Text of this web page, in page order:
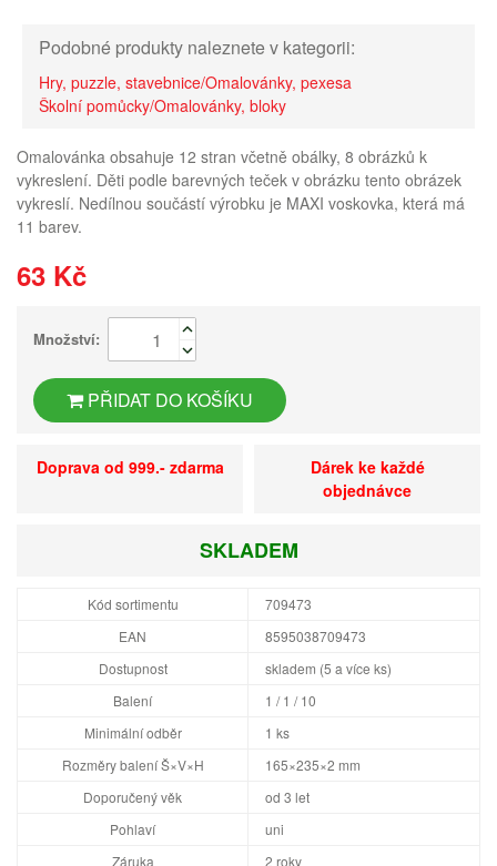
Podobné produkty naleznete v kategorii:
Hry, puzzle, stavebnice/Omalovánky, pexesa
Školní pomůcky/Omalovánky, bloky
Omalovánka obsahuje 12 stran včetně obálky, 8 obrázků k
vykreslení. Děti podle barevných teček v obrázku tento obrázek
vykreslí. Nedílnou součástí výrobku je MAXI voskovka, která má
11 barev.
63 Kč
Množství:
PŘIDAT DO KOŠÍKU
Doprava od 999.- zdarma
Dárek ke každé
objednávce
SKLADEM
Kód sortimentu
709473
EAN
8595038709473
Dostupnost
skladem (5 a více ks)
Balení
1 / 1 / 10
Minimální odběr
1 ks
Rozměry balení Š×V×H
165×235×2 mm
Doporučený věk
od 3 let
Pohlaví
uni
Záruka
2 roky